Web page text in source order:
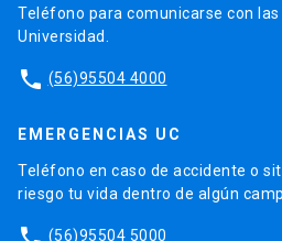
Teléfono para comunicarse con
Universidad.
phone (56)95504 4000
EMERGENCIAS UC
Teléfono en caso de accidente o
riesgo tu vida dentro de algún
(56)95504 5000